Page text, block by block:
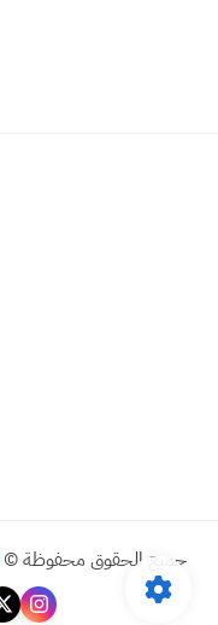
جميع الحقوق محفوظة ©